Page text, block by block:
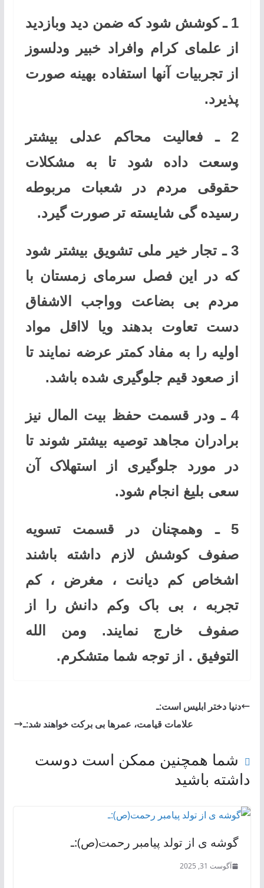
1 ـ کوشش شود که ضمن دید وبازدید
از علمای کرام وافراد خبیر ودلسوز
از تجربیات آنها استفاده بهینه صورت
پذیرد.
2 ـ فعالیت محاکم عدلی بیشتر
وسعت داده شود تا به مشکلات
حقوقی مردم در شعبات مربوطه
رسیده گی شایسته تر صورت گیرد.
3 ـ تجار خیر ملی تشویق بیشتر شود
که در این فصل سرمای زمستان با
مردم بی بضاعت وواجب الاشفاق
دست تعاوت بدهند ویا لااقل مواد
اولیه را به مفاد کمتر عرضه نمایند تا
از صعود قیم جلوگیری شده باشد.
4 ـ ودر قسمت حفظ بیت المال نیز
برادران مجاهد توصیه بیشتر شوند تا
در مورد جلوگیری از استهلاک آن
سعی بلیغ انجام شود.
5 ـ وهمچنان در قسمت تسویه
صفوف کوشش لازم داشته باشند
اشخاص کم دیانت ، مغرض ، کم
تجربه ، بی باک وکم دانش را از
صفوف خارج نمایند. ومن الله
التوفیق . از توجه شما متشکرم.
دنیا دختر ابلیس است:ـ
علامات قیامت، عمرها بی برکت خواهند شد:ـ
شما همچنین ممکن است دوست
داشته باشید
گوشه ی از تولد پیامبر رحمت(ص):ـ
آگوست 31, 2025